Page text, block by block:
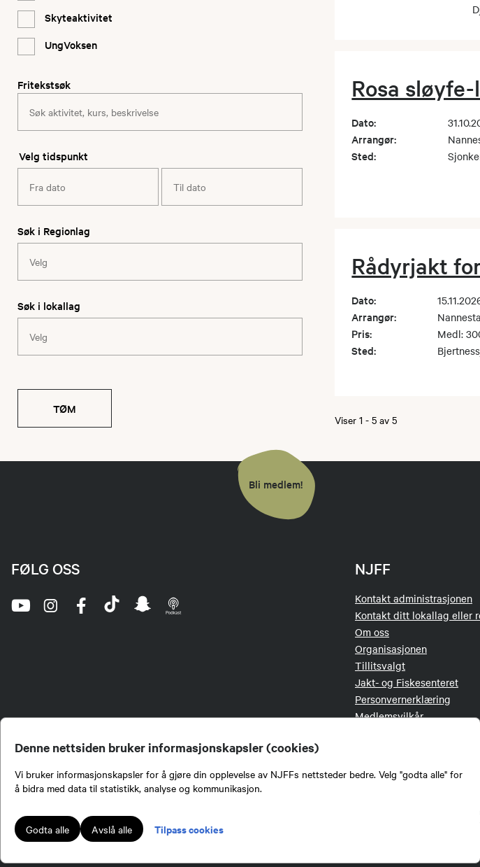
Denne nettsiden bruker informasjonskapsler (cookies)
Vi bruker informasjonskapsler for å gjøre din opplevelse av NJFFs nettsteder bedre. Velg "godta alle" for
å bidra med data til statistikk, analyse og kommunikasjon.
Godta alle Avslå alle Tilpass cookies
Skyteaktivitet
UngVoksen
Fritekstsøk
Velg tidspunkt
Søk i Regionlag
Søk i lokallag
TØM
Rosa
Dato:
Arrangør:
Sted:
Rådyrjakt
Dato:
Arrangør:
Pris: Medl:
Sted:
Viser1- 5av5
Bli medlem!
NJFF
Kontakt administrasjonen
Kontakt ditt lokallag eller
Om oss
Organisasjonen
Tillitsvalgt
Jakt- og Fiskesenteret
Personvernerklæring
Medlemsvilkår
FØLG OSS
Norges Jeger- og Fiskerforbund (NJFF) er landets eneste landsdekkende
formidling av kunnskap om jakt og fiske i Norge. Vi er en partipolitisk nøytral